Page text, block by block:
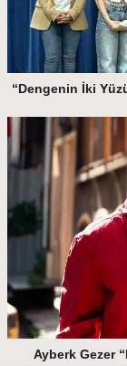
“Dengenin İki
Ayberk Gezer